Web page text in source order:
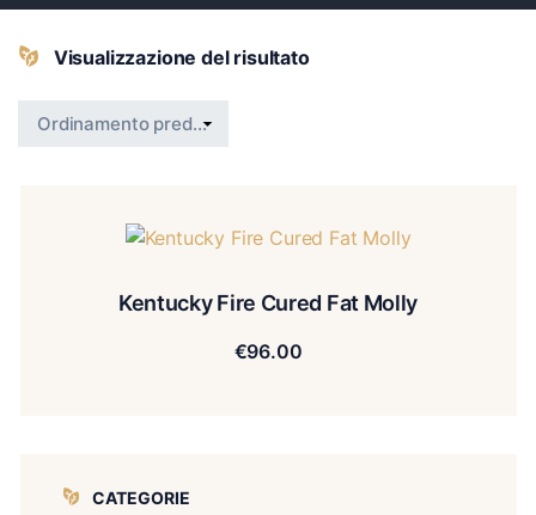
Visualizzazione del risultato
Kentucky Fire Cured Fat Molly
€96.00
CATEGORIE